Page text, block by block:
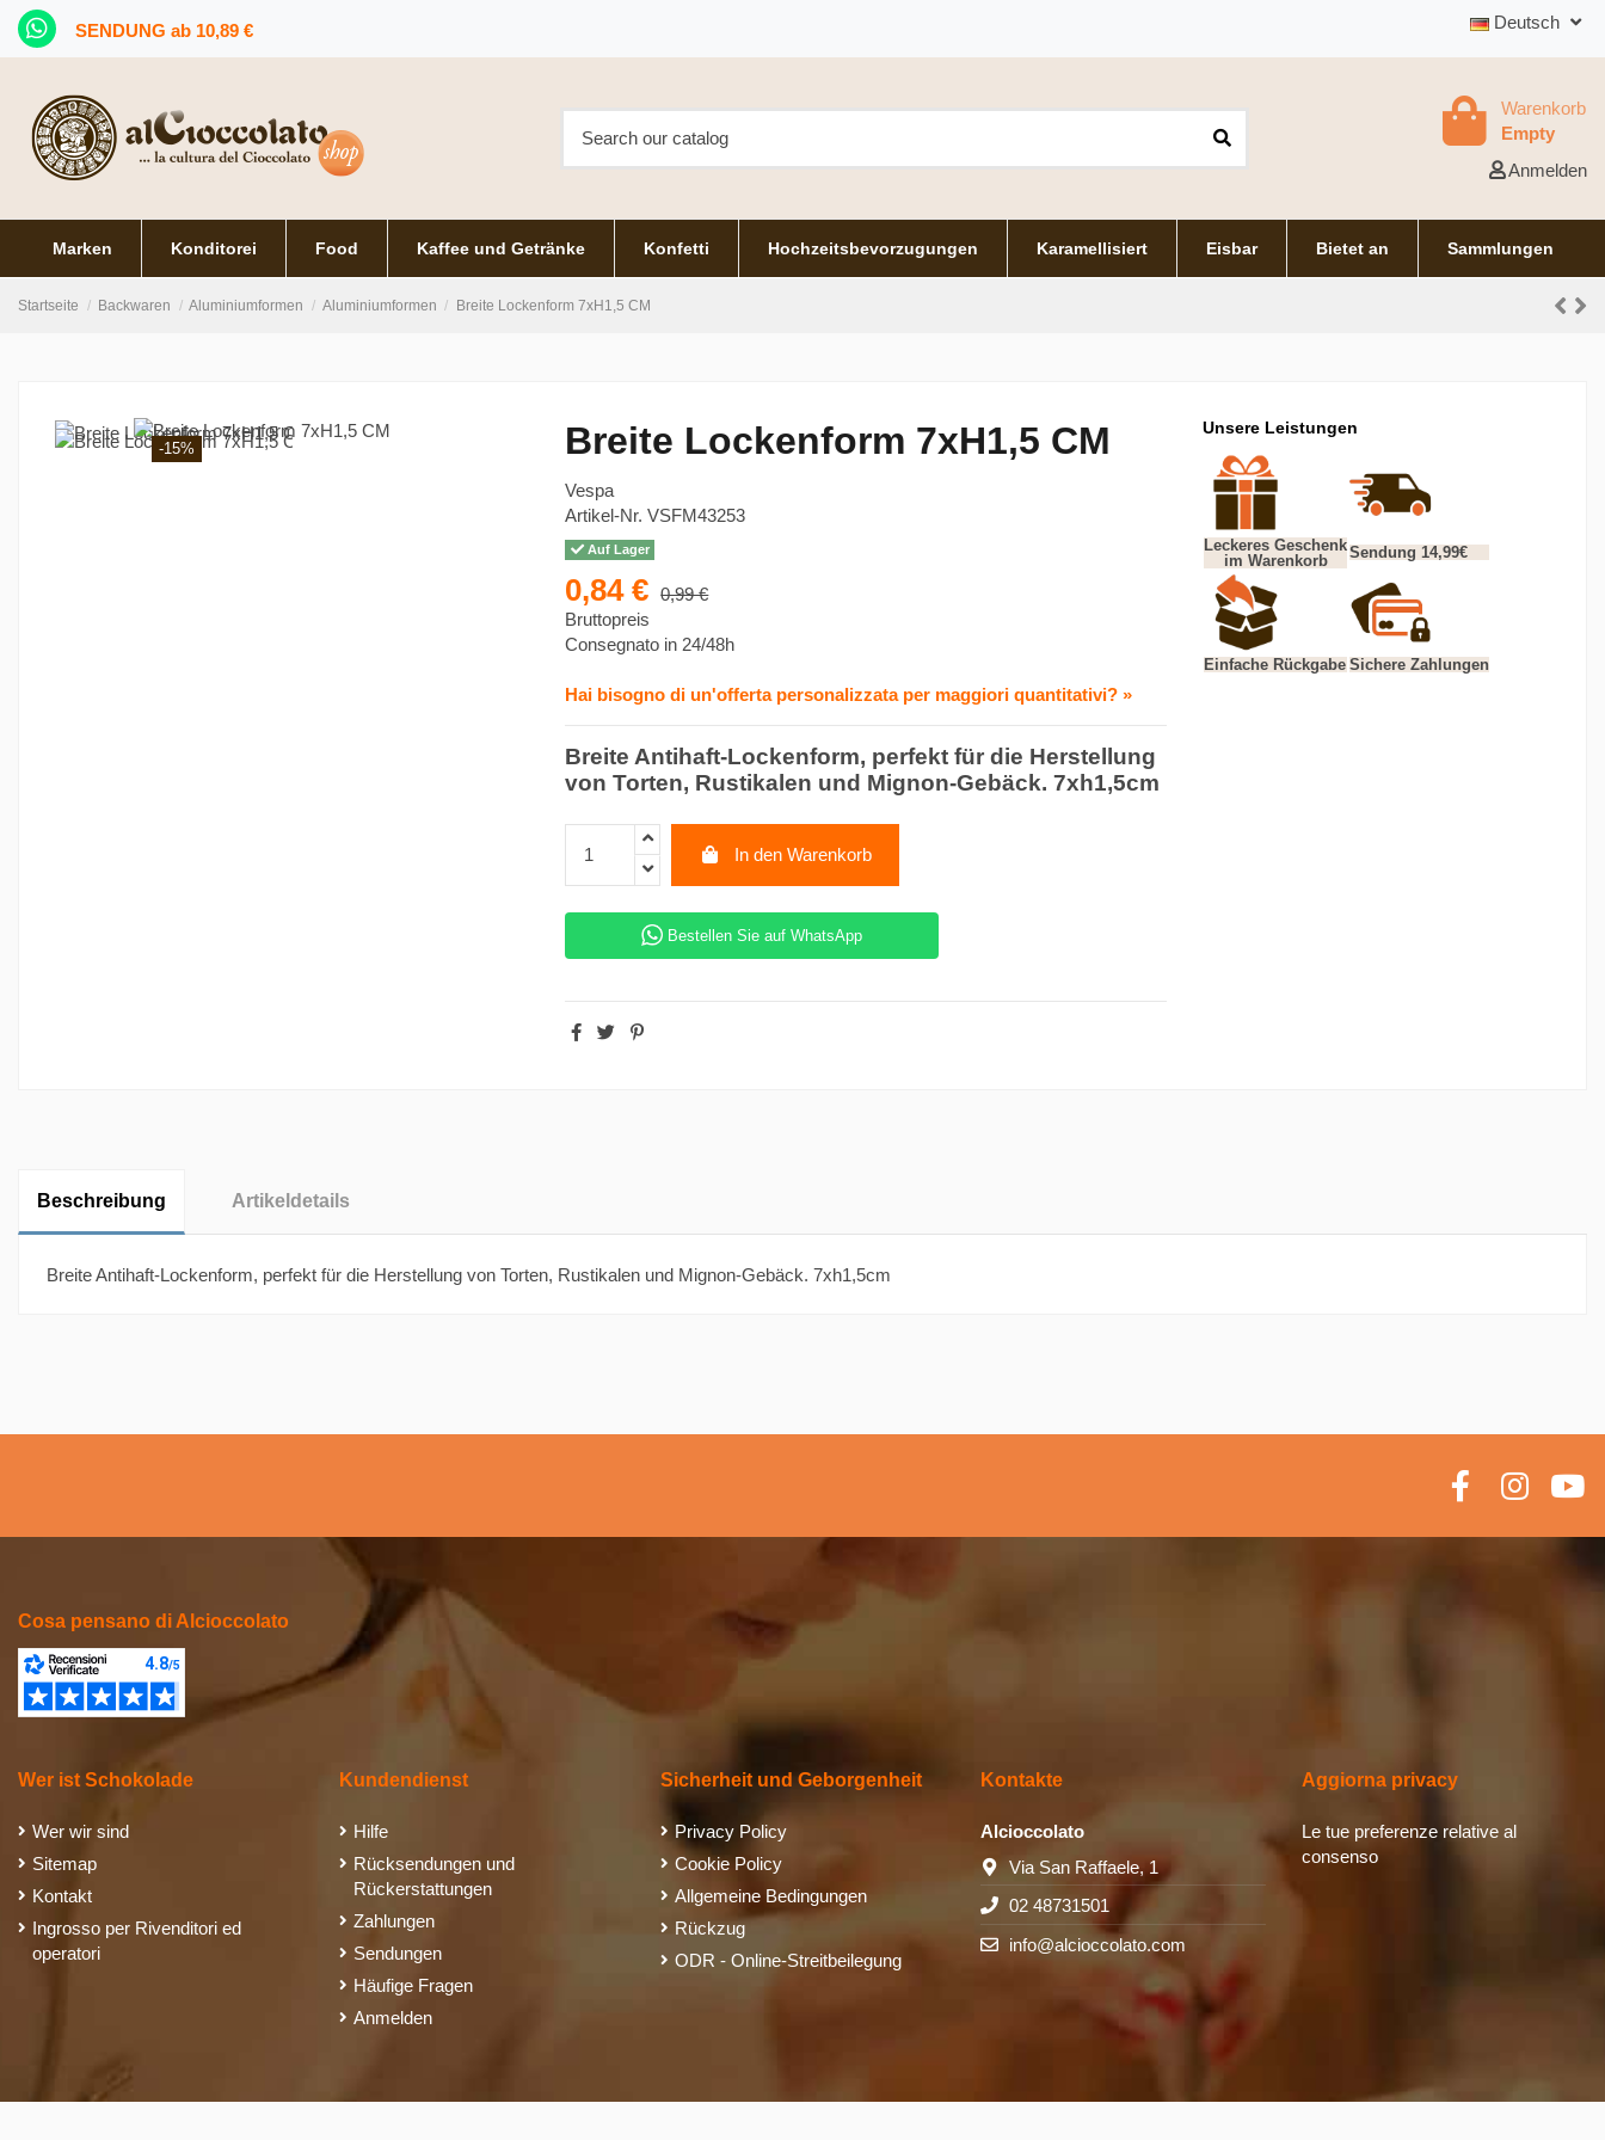
SENDUNG ab 10,89 € Deutsch
Warenkorb
Empty
Anmelden
Marken Konditorei Food Kaffee und Getränke Konfetti Hochzeitsbevorzugungen Karamellisiert Eisbar Bietet an Sammlungen
Startseite Backwaren Aluminiumformen Aluminiumformen Breite Lockenform 7xH1,5 CM
-15% Breite Lockenform 7xH1,5 CM
Vespa
Artikel-Nr. VSFM43253
Auf Lager
0,84 €
0,99 €
Bruttopreis
Consegnato in 24/48h
Hai bisogno di un'offerta personalizzata per maggiori quantitativi? »
Breite Antihaft-Lockenform, perfekt für die Herstellung
von Torten, Rustikalen und Mignon-Gebäck. 7xh1,5cm
In den Warenkorb
Bestellen Sie auf WhatsApp
Unsere Leistungen
Leckeres Geschenk
im Warenkorb
Sendung 14,99€
Einfache Rückgabe Sichere Zahlungen
Beschreibung Artikeldetails
Breite Antihaft-Lockenform, perfekt für die Herstellung von Torten, Rustikalen und Mignon-Gebäck. 7xh1,5cm
Cosa pensano di Alcioccolato
Wer ist Schokolade
Wer wir sind
Sitemap
Kontakt
Ingrosso per Rivenditori ed
operatori
Kundendienst
Hilfe
Rücksendungen und
Rückerstattungen
Zahlungen
Sendungen
Häufige Fragen
Anmelden
Sicherheit und Geborgenheit
Privacy Policy
Cookie Policy
Allgemeine Bedingungen
Rückzug
ODR - Online-Streitbeilegung
Kontakte
Alcioccolato
Via San Raffaele, 1
02 48731501
info@alcioccolato.com
Aggiorna privacy
Le tue preferenze relative al
consenso